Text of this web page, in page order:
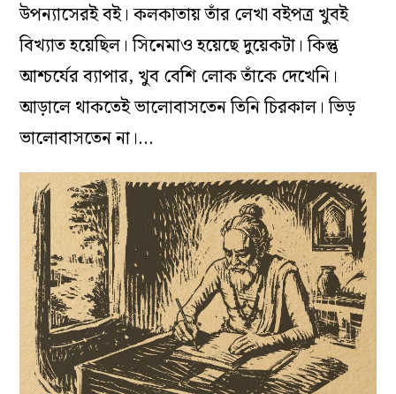
উপন্যাসেরই বই। কলকাতায় তাঁর লেখা বইপত্র খুবই
বিখ্যাত হয়েছিল। সিনেমাও হয়েছে দুয়েকটা। কিন্তু
আশ্চর্যের ব্যাপার, খুব বেশি লোক তাঁকে দেখেনি।
আড়ালে থাকতেই ভালোবাসতেন তিনি চিরকাল। ভিড়
ভালোবাসতেন না।…